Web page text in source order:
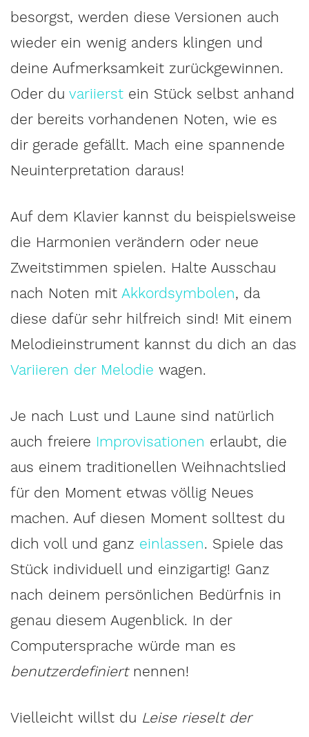
besorgst, werden diese Versionen auch
wieder ein wenig anders klingen und
deine Aufmerksamkeit zurückgewinnen.
Oder du variierst ein Stück selbst anhand
der bereits vorhandenen Noten, wie es
dir gerade gefällt. Mach eine spannende
Neuinterpretation daraus!
Auf dem Klavier kannst du beispielsweise
die Harmonien verändern oder neue
Zweitstimmen spielen. Halte Ausschau
nach Noten mit Akkordsymbolen, da
diese dafür sehr hilfreich sind! Mit einem
Melodieinstrument kannst du dich an das
Variieren der Melodie wagen.
Je nach Lust und Laune sind natürlich
auch freiere Improvisationen erlaubt, die
aus einem traditionellen Weihnachtslied
für den Moment etwas völlig Neues
machen. Auf diesen Moment solltest du
dich voll und ganz einlassen. Spiele das
Stück individuell und einzigartig! Ganz
nach deinem persönlichen Bedürfnis in
genau diesem Augenblick. In der
Computersprache würde man es
benutzerdefiniertnennen!
Vielleicht willst du Leise rieselt der